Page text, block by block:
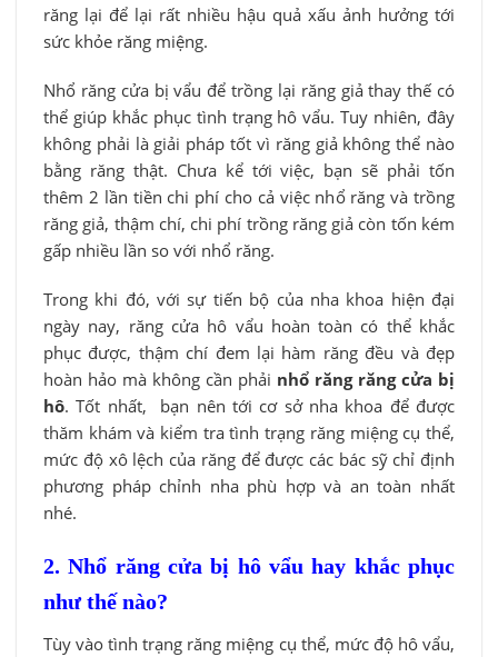
răng lại để lại rất nhiều hậu quả xấu ảnh hưởng tới
sức khỏe răng miệng.
Nhổ răng cửa bị vẩu để trồng lại răng giả thay thế có
thể giúp khắc phục tình trạng hô vẩu. Tuy nhiên, đây
không phải là giải pháp tốt vì răng giả không thể nào
bằng răng thật. Chưa kể tới việc, bạn sẽ phải tốn
thêm 2 lần tiền chi phí cho cả việc nhổ răng và trồng
răng giả, thậm chí, chi phí trồng răng giả còn tốn kém
gấp nhiều lần so với nhổ răng.
Trong khi đó, với sự tiến bộ của nha khoa hiện đại
ngày nay, răng cửa hô vẩu hoàn toàn có thể khắc
phục được, thậm chí đem lại hàm răng đều và đẹp
hoàn hảo mà không cần phải nhổ răng răng cửa bị
hô. Tốt nhất, bạn nên tới cơ sở nha khoa để được
thăm khám và kiểm tra tình trạng răng miệng cụ thể,
mức độ xô lệch của răng để được các bác sỹ chỉ định
phương pháp chỉnh nha phù hợp và an toàn nhất
nhé.
2. Nhổ răng cửa bị hô vẩu hay khắc phục
như thế nào?
Tùy vào tình trạng răng miệng cụ thể, mức độ hô vẩu,